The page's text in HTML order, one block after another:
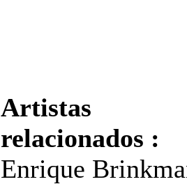
Artistas
relacionados :
Enrique